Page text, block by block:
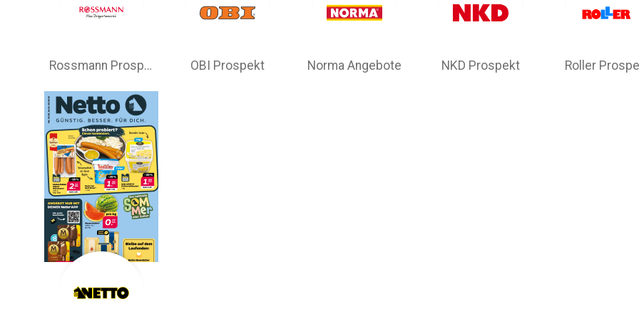
Rossmann Prospekt OBI Prospekt Norma Angebote NKD Prospekt Roller